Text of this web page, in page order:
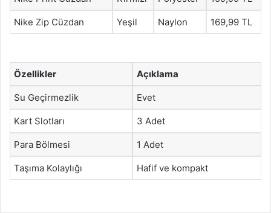
Nike Zip Cüzdan Yeşil Naylon 169,99 TL
Özellikler Açıklama
Su Geçirmezlik Evet
Kart Slotları 3 Adet
Para Bölmesi 1 Adet
Taşıma Kolaylığı Hafif ve kompakt